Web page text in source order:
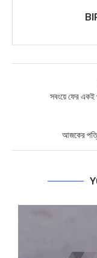
সবংয়ে ফের একই
আজকের